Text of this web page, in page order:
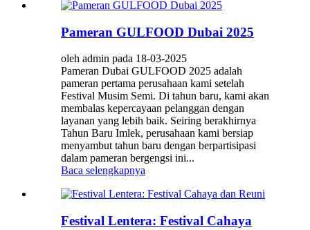
Pameran GULFOOD Dubai 2025
oleh admin pada 18-03-2025
Pameran Dubai GULFOOD 2025 adalah
pameran pertama perusahaan kami setelah
Festival Musim Semi. Di tahun baru, kami akan
membalas kepercayaan pelanggan dengan
layanan yang lebih baik. Seiring berakhirnya
Tahun Baru Imlek, perusahaan kami bersiap
menyambut tahun baru dengan berpartisipasi
dalam pameran bergengsi ini...
Baca selengkapnya
Festival Lentera: Festival Cahaya